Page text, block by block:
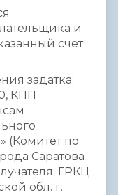
и
счет
задатка:
КПП
(Комитет по
Саратова
ГРКЦ
обл. г.